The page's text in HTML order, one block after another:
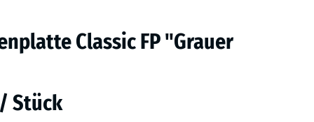
Classic FP "Grauer
Stück